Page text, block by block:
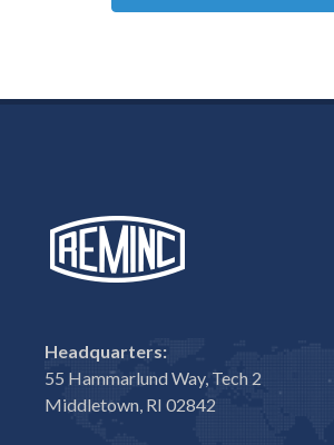
Headquarters:
55 Hammarlund Way, Tech 2
Middletown, RI 02842